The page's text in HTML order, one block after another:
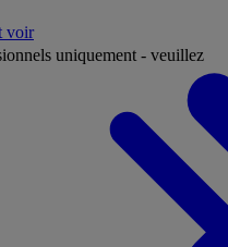
uniquement - veuillez
voir